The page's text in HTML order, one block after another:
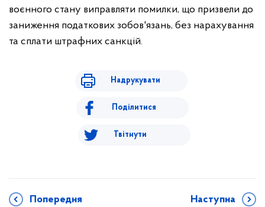
воєнного стану виправляти помилки, що призвели до
заниження податкових зобов'язань, без нарахування
та сплати штрафних санкцій.
Надрукувати
Поділитися
Твітнути
Попередня Наступна